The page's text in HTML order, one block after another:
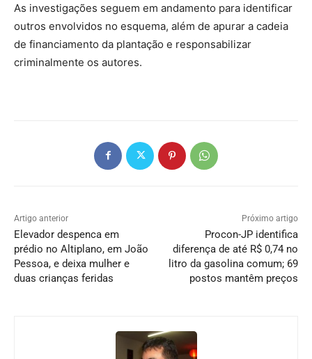
As investigações seguem em andamento para identificar
outros envolvidos no esquema, além de apurar a cadeia
de financiamento da plantação e responsabilizar
criminalmente os autores.
Artigo anterior
Elevador despenca em
prédio no Altiplano, em João
Pessoa, e deixa mulher e
duas crianças feridas
Próximo artigo
Procon-JP identifica
diferença de até R$ 0,74 no
litro da gasolina comum; 69
postos mantêm preços